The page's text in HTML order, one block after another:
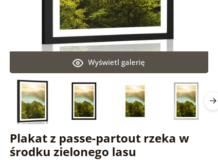
Plakat z passe-partout rzeka w
środku zielonego lasu
Wyświetl galerię